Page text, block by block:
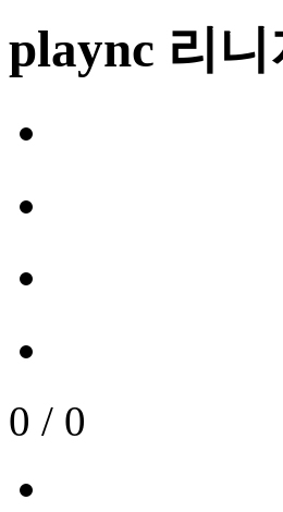
plaync 리니
0 / 0